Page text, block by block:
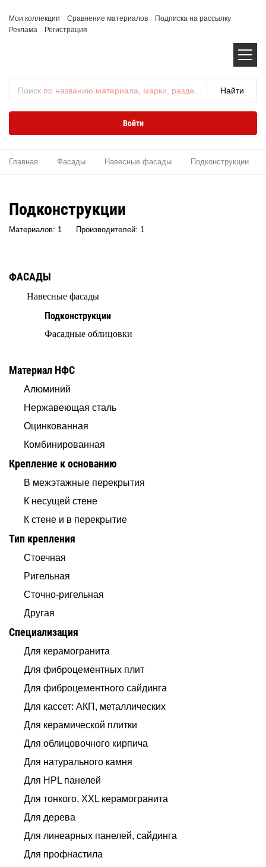
Мои коллекции Сравнение материалов
Подписка на рассылку
Реклама
Регистрация
Поиск по названию материала, марки, раздела...
Войти
Главная Фасады Навесные фасады Подконструкции
Подконструкции
Материалов: 1 Производителей: 1
ФАСАДЫ
Навесные фасады
Подконструкции
Фасадные облицовки
Материал НФС
Алюминий
Нержавеющая сталь
Оцинкованная
Комбинированная
Крепление к основанию
В межэтажные перекрытия
К несущей стене
К стене и в перекрытие
Тип крепления
Стоечная
Ригельная
Сточно-ригельная
Другая
Специализация
Для керамогранита
Для фиброцементных плит
Для фиброцементного сайдинга
Для кассет: АКП, металлических
Для керамической плитки
Для облицовочного кирпича
Для натурального камня
Для HPL панелей
Для тонкого, XXL керамогранита
Для дерева
Для линеарных панелей, сайдинга
Для профнастила